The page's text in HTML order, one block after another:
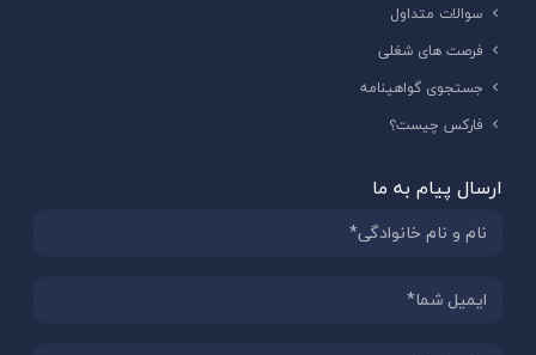
سوالات متداول
فرصت های شغلی
جستجوی گواهینامه
فارکس چیست؟
ارسال پیام به ما